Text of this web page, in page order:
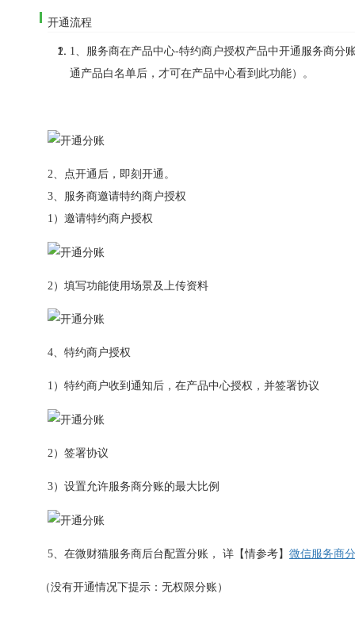
开通流程
1、服务商在产品中心-特约商户授权产品中开通服务商分
通产品白名单后，才可在产品中心看到此功能）。
2、点开通后，即刻开通。
3、服务商邀请特约商户授权
1）邀请特约商户授权
2）填写功能使用场景及上传资料
4、特约商户授权
1）特约商户收到通知后，在产品中心授权，并签署协议
2）签署协议
3）设置允许服务商分账的最大比例
5、在微财猫服务商后台配置分账， 详【情参考】 微信服务商
（没有开通情况下提示：无权限分账）